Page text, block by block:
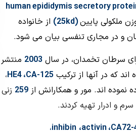
human epididymis secretory
ملکولی پایین(
25kd
) از خانواده
و در مجاری تنفسی بیان می شود.
سرطان تخمدان، در سال 2003 منتشر
که در آنها از ترکیب CA-125، HE4
،
نموده اند. مور و همکارانش از 259 زنی
و ادرار تهیه کردند.
،activin، inhibin،